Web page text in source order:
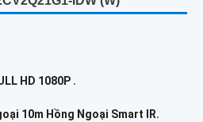
HD 1080P .
10m Hồng Ngoại Smart IR.